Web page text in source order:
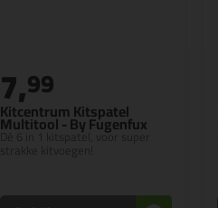
Kitcentrum Kitspatel
Multitool - By Fugenfux
Dé 6 in 1 kitspatel, voor super
7,99